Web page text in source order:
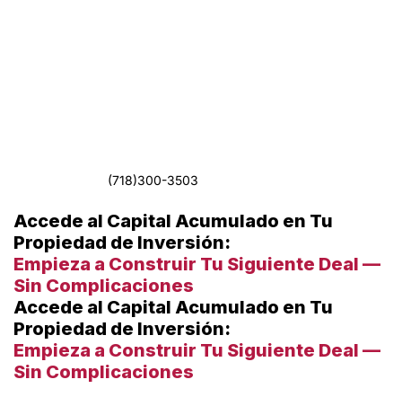
(718)300-3503
Accede al Capital Acumulado en Tu
Propiedad de Inversión:
Empieza a Construir Tu Siguiente Deal —
Sin Complicaciones
Accede al Capital Acumulado en Tu
Propiedad de Inversión:
Empieza a Construir Tu Siguiente Deal —
Sin Complicaciones